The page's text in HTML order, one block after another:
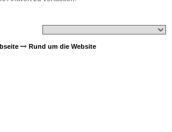
Rund um die Website